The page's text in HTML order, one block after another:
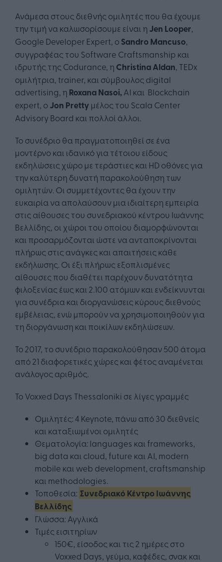
Ανάμεσα στους διεθνής ομιλητές που θα έχουμε
την τιμή να καλωσορίσουμε είναι η Jen Looper,
Google Developer Expert, o Sandro Mancuso,
συγγραφέας του Software Craftsmanship και
ιδρυτής της Codurance, η Christina Aldan, TEDx
ομιλήτρια, trainer, και σύμβουλος digital
advertising, η Roxana Nasoi,AI και Blockchain
expert, ο Jon Pretty μέλος του Scala Center
Advisory Board και πολλοί άλλοι.
Το συνέδριο θα πραγματοποιηθεί σε ένα
μοντέρνο και ιδανικό για τέτοιου είδους
εκδηλώσεις χώρο με τεράστιες και HD οθόνες για
την καλύτερη δυνατή παρακολούθηση των
ομιλητών. Οι συμμετέχοντες θα έχουν την
ευκαιρία να απολαύσουν μια ιδιαίτερη εμπειρία
στις αίθουσες του συνεδριακού κέντρου Ιωάννης
Βελλίδης, οι χώροι του οποίου διαμορφώνονται
και προσαρμόζονται ώστε να ανταποκρίνονται
πλήρως στις ανάγκες και απαιτήσεις κάθε
εκδήλωσης. Οι έξι πλήρως εξοπλισμένες
αίθουσες που διαθέτει παρέχουν δυνατότητα
φιλοξενίας έως και 2.100 ατόμων και ενδείκνυνται
για συνέδρια και διοργανώσεις κύρους διεθνούς
εμβέλειας, ενώ μπορούν να χρησιμοποιηθούν για
τη διοργάνωση και ποικίλων εκδηλώσεων.
Το 2017, το συνέδριο παρακολούθησαν 500 άτομα
από 21 διαφορετικές χώρες και φέτος αναμένεται
ανάλογος αριθμός.
Το Voxxed Days Thessaloniki σε λίγες γραμμές
Ομιλητές: 4 Keynote, πάνω από 30 διεθνείς
και καταξιωμένοι ομιλητές
Θεματολογία: languages και frameworks,
big data και cloud, future και AI, modern
mobile και web development, craftsmanship
και methodologies.
Τοποθεσία: Συνεδριακό Κέντρο Ιωάννης
Βελλίδης
Γλώσσα: Αγγλικά
Τιμές εισιτηρίων
150€, είσοδος και τις 2 ημέρες στο
Voxxed Days, γεύμα, καφέδες, σνακ και